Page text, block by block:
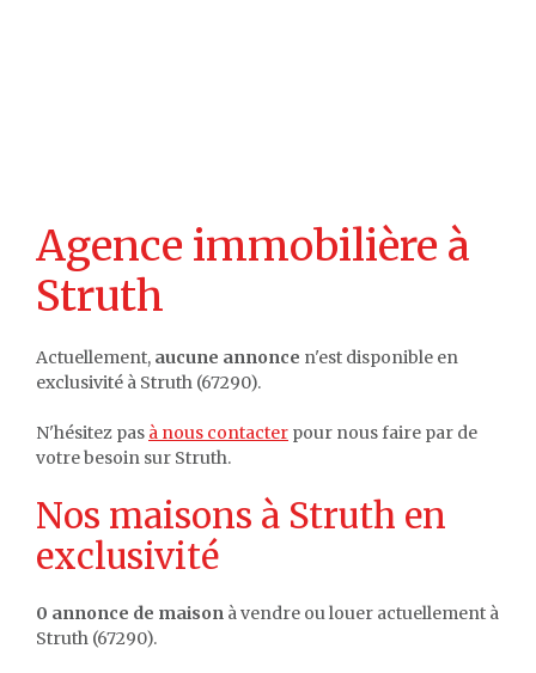
Agence immobilière à
Struth
Actuellement, aucune annonce n'est disponible en
exclusivité à Struth (67290).
N'hésitez pas à nous contacter pour nous faire par de
votre besoin sur Struth.
Nos maisons à Struth en
exclusivité
0 annonce de maison à vendre ou louer actuellement à
Struth (67290).